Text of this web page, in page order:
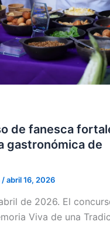
de fanesca
gastronómica de
/abril 16, 2026
de 2026. El
Viva de una